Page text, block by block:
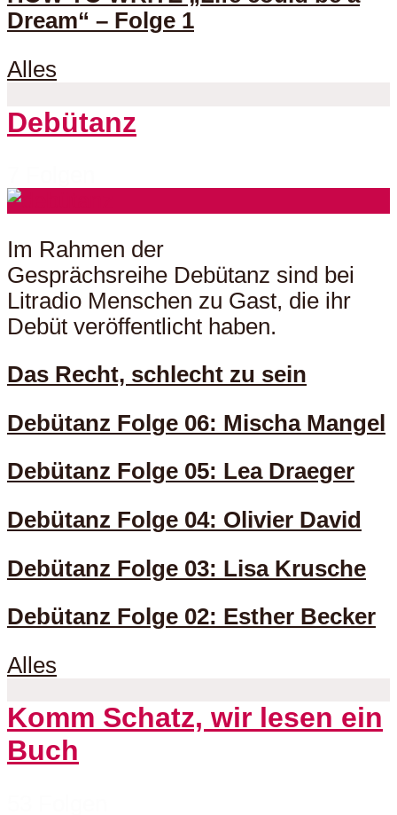
Dream“ – Folge 1
Alles
Debütanz
Im Rahmen der
Gesprächsreihe Debütanz sind bei
Litradio Menschen zu Gast, die ihr
Debüt veröffentlicht haben.
Das Recht, schlecht zu sein
Debütanz Folge 06: Mischa Mangel
Debütanz Folge 05: Lea Draeger
Debütanz Folge 04: Olivier David
Debütanz Folge 03: Lisa Krusche
Debütanz Folge 02: Esther Becker
Alles
Komm Schatz, wir lesen ein
Buch